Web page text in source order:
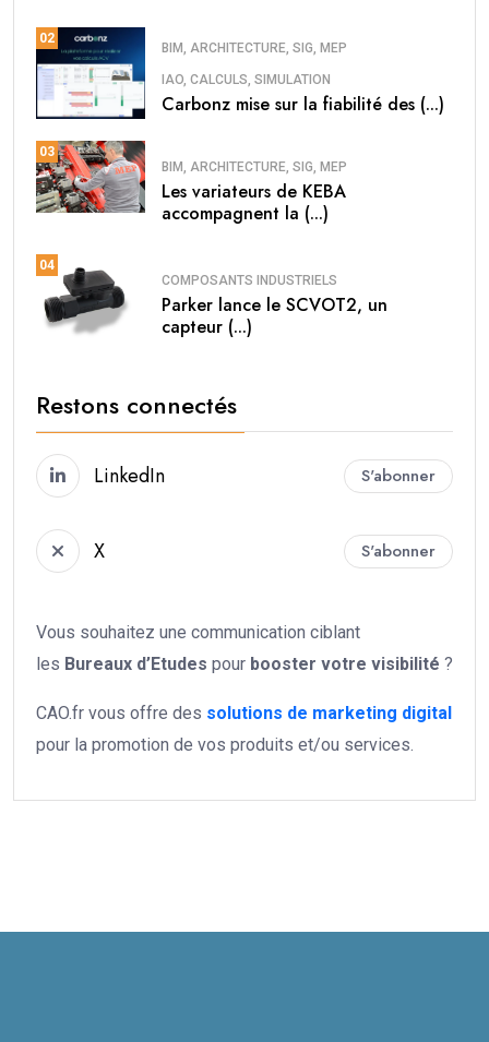
02
BIM, ARCHITECTURE, SIG, MEP
IAO, CALCULS, SIMULATION
Carbonz mise sur la fiabilité des (...)
03
BIM, ARCHITECTURE, SIG, MEP
Les variateurs de KEBA
accompagnent la (...)
04
COMPOSANTS INDUSTRIELS
Parker lance le SCVOT2, un
capteur (...)
Restons connectés
LinkedIn S'abonner
X S'abonner
Vous souhaitez une communication ciblant
les Bureaux d’Etudes pour booster votre visibilité ?
CAO.fr vous offre des solutions de marketing digital
pour la promotion de vos produits et/ou services.